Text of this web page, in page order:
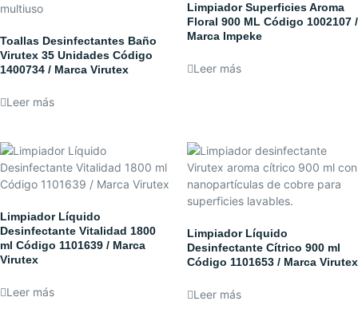
Toallas Desinfectantes Baño
Virutex 35 Unidades Código
1400734 / Marca Virutex
Leer más
Limpiador Superficies Aroma
Floral 900 ML Código 1002107 /
Marca Impeke
Leer más
Limpiador Líquido
Desinfectante Vitalidad 1800
ml Código 1101639 / Marca
Virutex
Leer más
Limpiador Líquido
Desinfectante Cítrico 900 ml
Código 1101653 / Marca Virutex
Leer más